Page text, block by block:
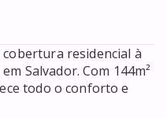
residencial à
Salvador. Com 144m²
todo o conforto e